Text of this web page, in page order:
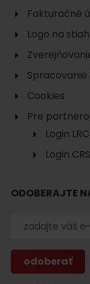
ubytovanie
Fakturačné
Logo na
Cookies
Pre
Login LRC
Login CRS
ODOBERAJTE